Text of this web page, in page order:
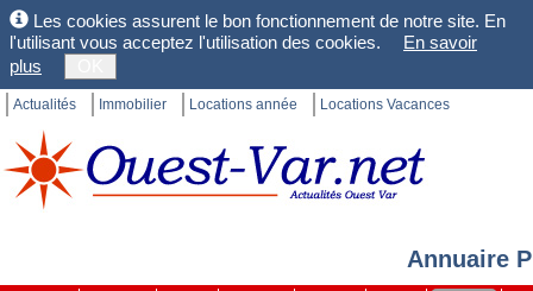
Les cookies assurent le bon fonctionnement de notre site. En
l'utilisant vous acceptez l'utilisation des cookies.
En savoir
plus
Actualités Immobilier Locations année Locations Vacances
Annuaire